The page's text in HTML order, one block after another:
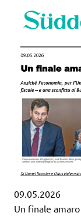
09.05.2026
Un finale